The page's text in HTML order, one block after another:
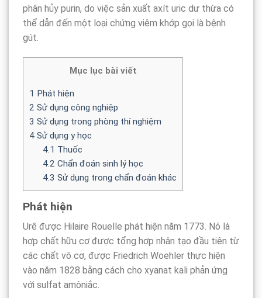
phân hủy purin, do việc sản xuất axít uric dư thừa có
thể dẫn đến một loại chứng viêm khớp gọi là bệnh
gút.
Mục lục bài viết
1 Phát hiện
2 Sử dụng công nghiệp
3 Sử dụng trong phòng thí nghiệm
4 Sử dụng y học
4.1 Thuốc
4.2 Chẩn đoán sinh lý học
4.3 Sử dụng trong chẩn đoán khác
Phát hiện
Urê được Hilaire Rouelle phát hiện năm 1773. Nó là
hợp chất hữu cơ được tổng hợp nhân tạo đầu tiên từ
các chất vô cơ, được Friedrich Woehler thực hiện
vào năm 1828 bằng cách cho xyanat kali phản ứng
với sulfat amôniắc.